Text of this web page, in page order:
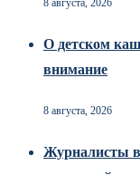
О детском
внимание
8 августа, 2026
Журналисты